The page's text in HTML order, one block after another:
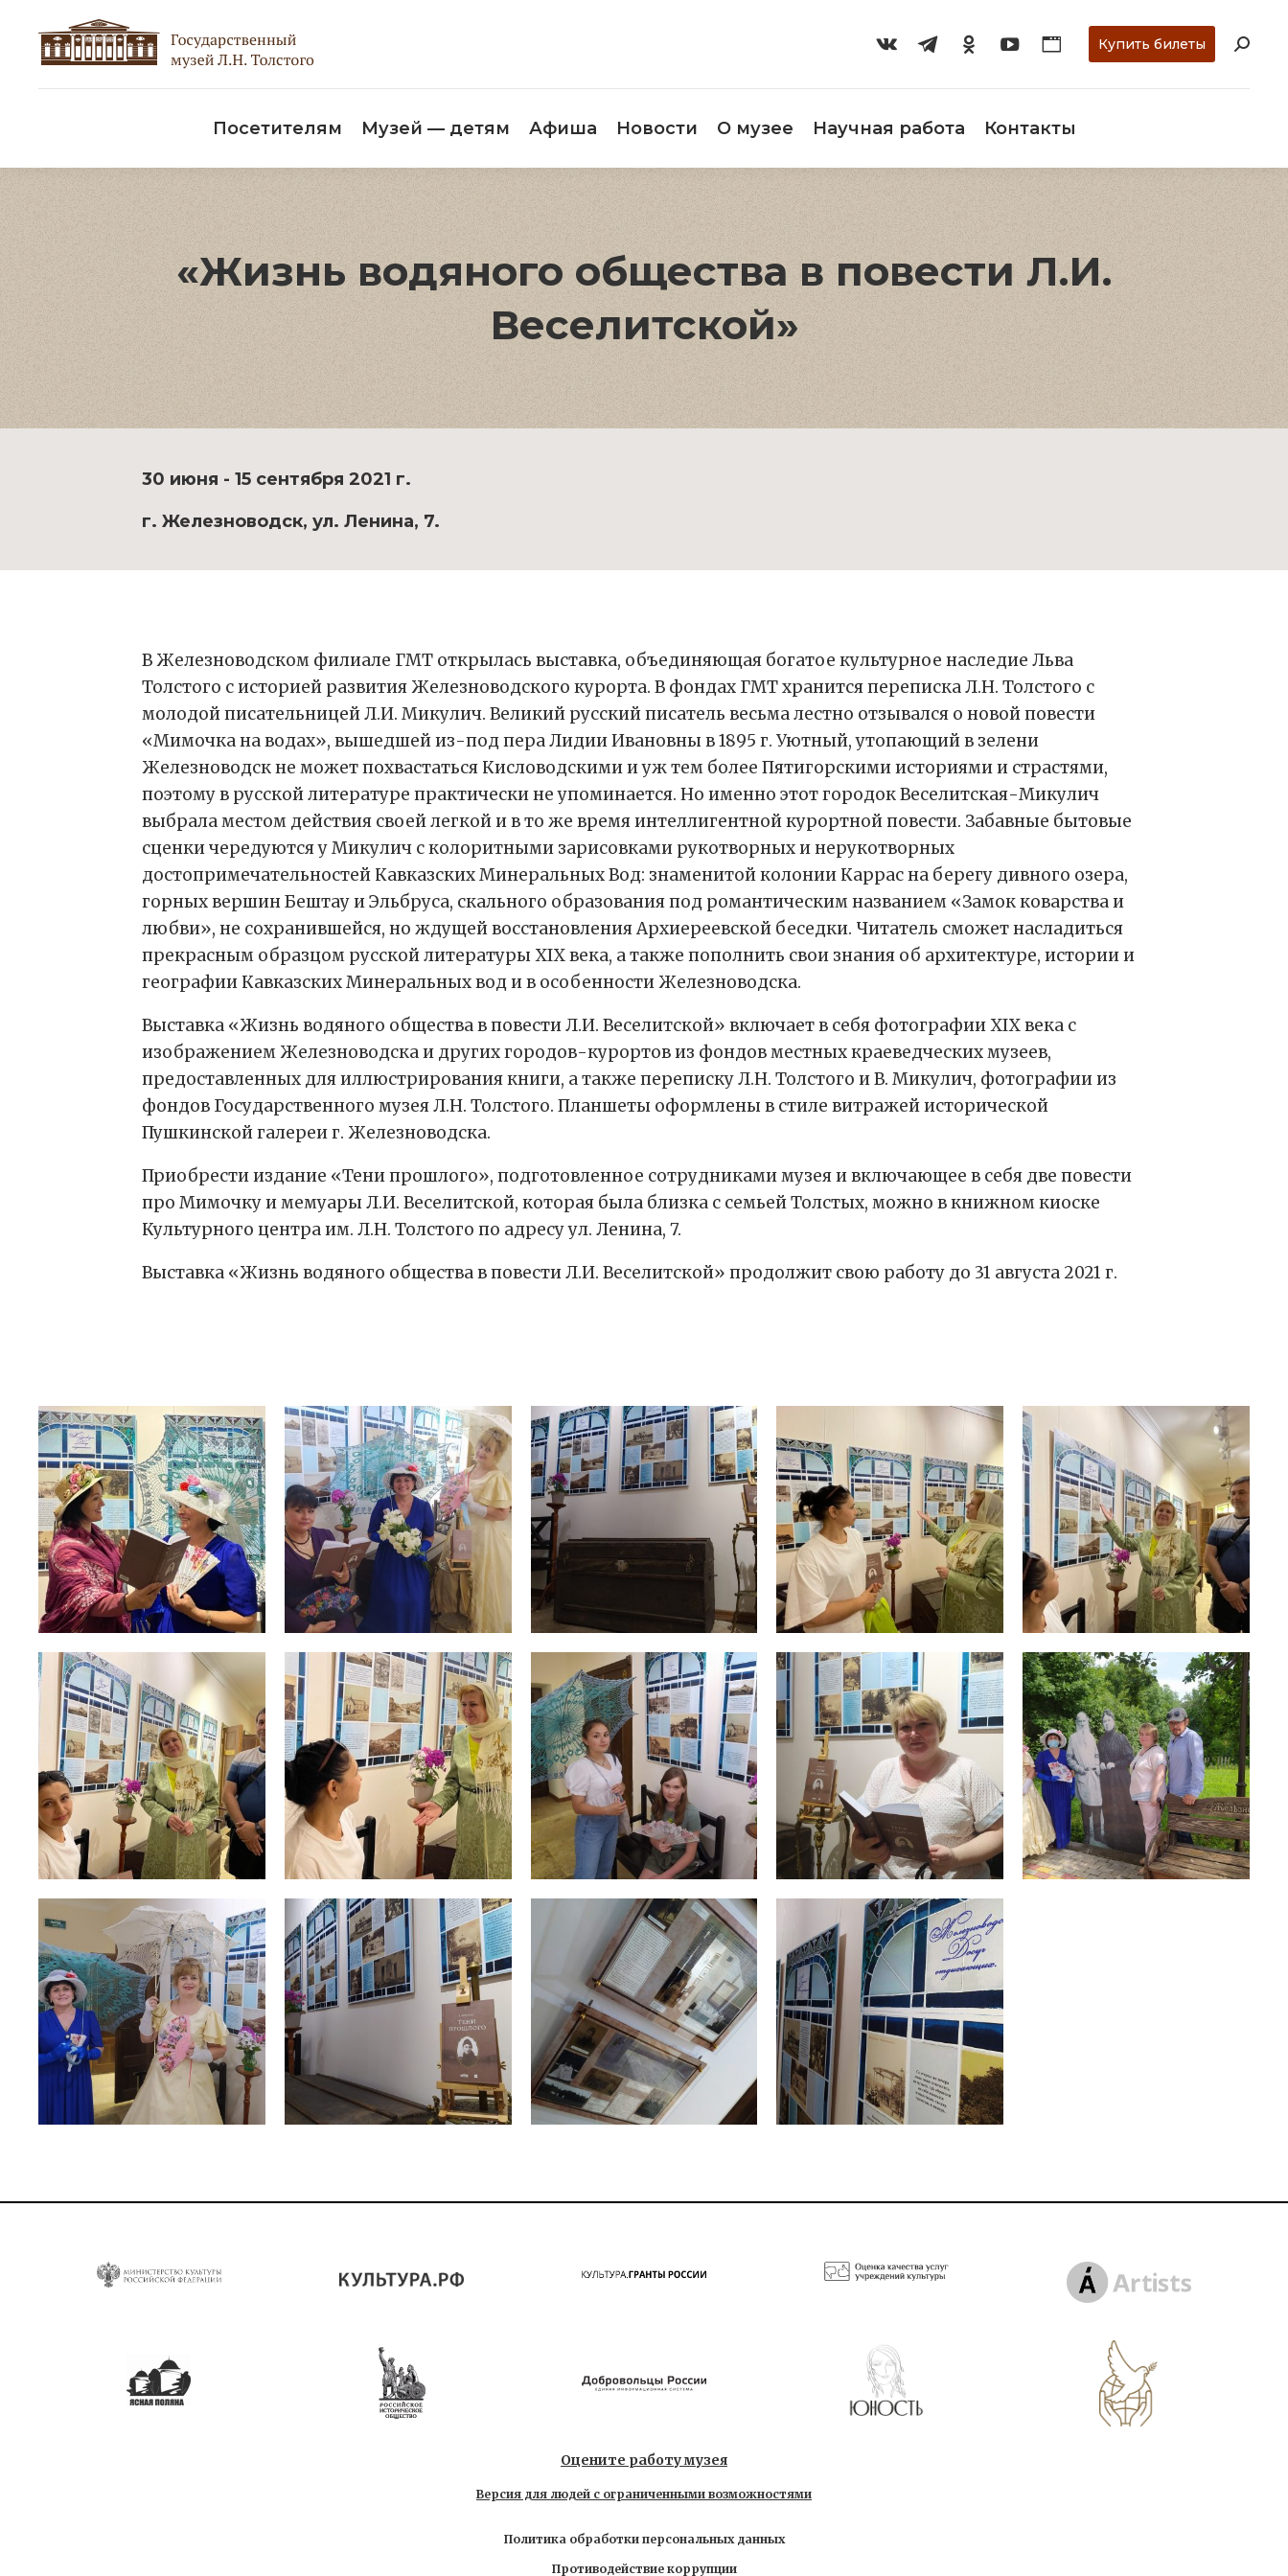
Купить билеты
Посетителям Музей — детям Афиша Новости О музее Научная работа Контакты
«Жизнь водяного общества в повести Л.И.
Веселитской»
30 июня - 15 сентября 2021 г.
г. Железноводск, ул. Ленина, 7.
В Железноводском филиале ГМТ открылась выставка, объединяющая богатое культурное наследие Льва
Толстого с историей развития Железноводского курорта. В фондах ГМТ хранится переписка Л.Н. Толстого с
молодой писательницей Л.И. Микулич. Великий русский писатель весьма лестно отзывался о новой повести
«Мимочка на водах», вышедшей из-под пера Лидии Ивановны в 1895 г. Уютный, утопающий в зелени
Железноводск не может похвастаться Кисловодскими и уж тем более Пятигорскими историями и страстями,
поэтому в русской литературе практически не упоминается. Но именно этот городок Веселитская-Микулич
выбрала местом действия своей легкой и в то же время интеллигентной курортной повести. Забавные бытовые
сценки чередуются у Микулич с колоритными зарисовками рукотворных и нерукотворных
достопримечательностей Кавказских Минеральных Вод: знаменитой колонии Каррас на берегу дивного озера,
горных вершин Бештау и Эльбруса, скального образования под романтическим названием «Замок коварства и
любви», не сохранившейся, но ждущей восстановления Архиереевской беседки. Читатель сможет насладиться
прекрасным образцом русской литературы ХIХ века, а также пополнить свои знания об архитектуре, истории и
географии Кавказских Минеральных вод и в особенности Железноводска.
Выставка «Жизнь водяного общества в повести Л.И. Веселитской» включает в себя фотографии ХIХ века с
изображением Железноводска и других городов-курортов из фондов местных краеведческих музеев,
предоставленных для иллюстрирования книги, а также переписку Л.Н. Толстого и В. Микулич, фотографии из
фондов Государственного музея Л.Н. Толстого. Планшеты оформлены в стиле витражей исторической
Пушкинской галереи г. Железноводска.
Приобрести издание «Тени прошлого», подготовленное сотрудниками музея и включающее в себя две повести
про Мимочку и мемуары Л.И. Веселитской, которая была близка с семьей Толстых, можно в книжном киоске
Культурного центра им. Л.Н. Толстого по адресу ул. Ленина, 7.
Выставка «Жизнь водяного общества в повести Л.И. Веселитской» продолжит свою работу до 31 августа 2021 г.
Оцените работу музея
Версия для людей с ограниченными возможностями
Политика обработки персональных данных
Противодействие коррупции
О музее Научная работа Контакты